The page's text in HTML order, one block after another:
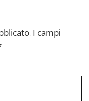
I campi